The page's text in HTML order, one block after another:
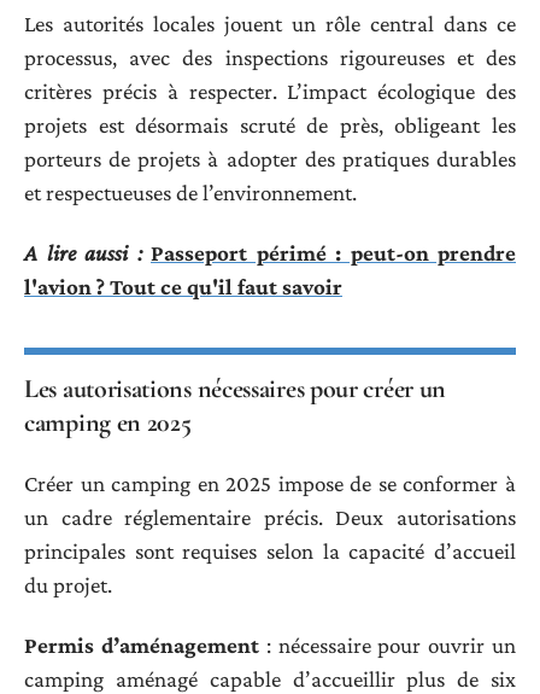
Les autorités locales jouent un rôle central dans ce
processus, avec des inspections rigoureuses et des
critères précis à respecter. L’impact écologique des
projets est désormais scruté de près, obligeant les
porteurs de projets à adopter des pratiques durables
et respectueuses de l’environnement.
A lire aussi : Passeport périmé : peut-on prendre
l'avion ? Tout ce qu'il faut savoir
Les autorisations nécessaires pour créer un
camping en 2025
Créer un camping en 2025 impose de se conformer à
un cadre réglementaire précis. Deux autorisations
principales sont requises selon la capacité d’accueil
du projet.
Permis d’aménagement: nécessaire pour ouvrir un
camping aménagé capable d’accueillir plus de six